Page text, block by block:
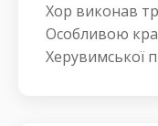
Хор виконав
Особливою
Херувимської